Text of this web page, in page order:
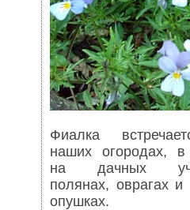
Фиалка
наших огородах,
на дачных
полянах, оврагах и
опушках.